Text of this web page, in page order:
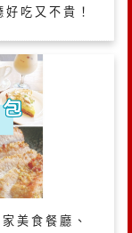
吃又不貴！
美食餐廳、